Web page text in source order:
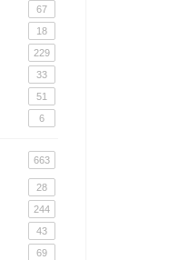
67
18
229
33
51
6
663
28
244
43
69